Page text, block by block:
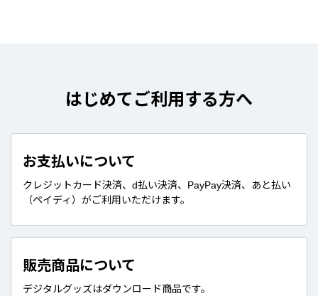
はじめてご利用する方へ
お支払いについて
クレジットカード決済、d払い決済、PayPay決済、あと払い
（ペイディ）がご利用いただけます。
販売商品について
デジタルグッズはダウンロード商品です。